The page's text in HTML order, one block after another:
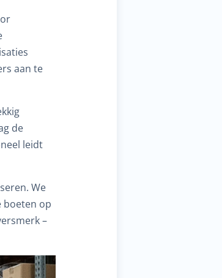
aan te
de
leidt
We
boeten op
–